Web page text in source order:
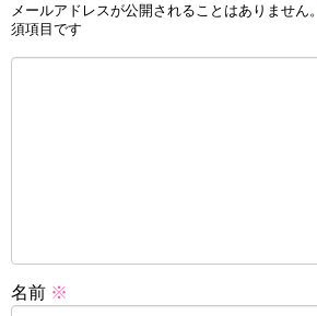
メールアドレスが公開されることはありません。
須項目です
名前 ※